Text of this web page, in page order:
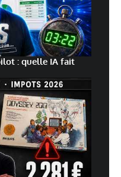
: quelle IA fait